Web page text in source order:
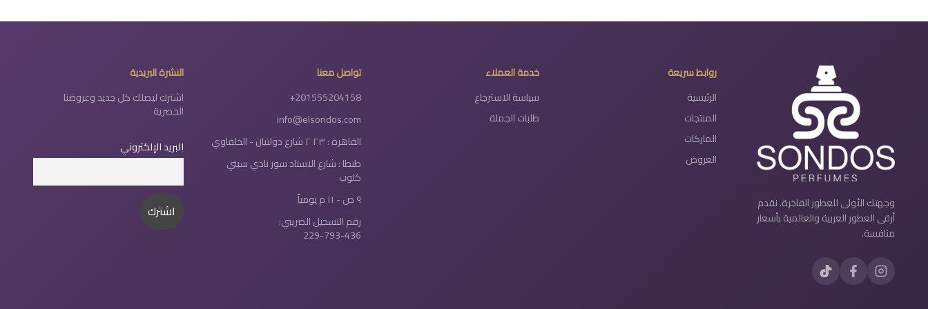
وجهتك الأولى للعطور الفاخرة. نقدم
أرقى العطور العربية والعالمية بأسعار
منافسة.
روابط سريعة
الرئيسية
المنتجات
الماركات
العروض
خدمة العملاء
سياسة الاسترجاع
طلبات الجملة
تواصل معنا
+201555204158
info@elsondos.com
القاهرة : ٢٣ ٢ شارع دولتيان - الخلفاوي
طنطا : شارع الاستاد سور نادي سيتي
كلوب
٩ ص - ١١ م يومياً
رقم التسجيل الضريبي:
229-793-436
النشرة البريدية
اشترك ليصلك كل جديد وعروضنا
الحصرية
البريد الإلكتروني